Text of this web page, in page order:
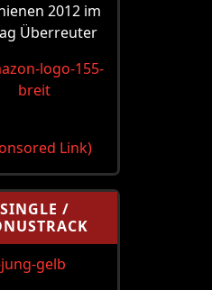
2012 im
Überreuter
Link)
SINGLE /